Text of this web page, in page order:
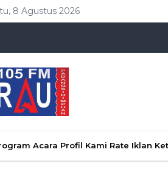
8 Agustus 2026
Acara Profil Kami Rate Iklan